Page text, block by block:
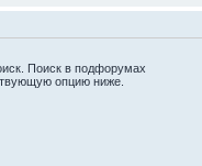
Поиск в подфорумах
опцию ниже.